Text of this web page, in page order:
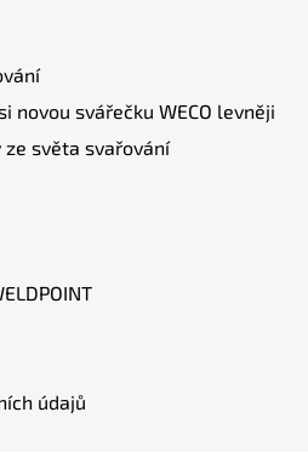
novou svářečku WECO levněji
ze světa svařování
údajů